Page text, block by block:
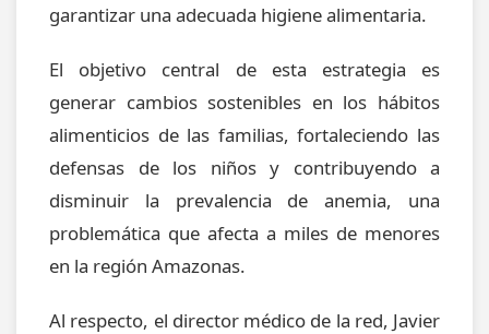
garantizar una adecuada higiene alimentaria.
El objetivo central de esta estrategia es
generar cambios sostenibles en los hábitos
alimenticios de las familias, fortaleciendo las
defensas de los niños y contribuyendo a
disminuir la prevalencia de anemia, una
problemática que afecta a miles de menores
en la región Amazonas.
Al respecto, el director médico de la red, Javier